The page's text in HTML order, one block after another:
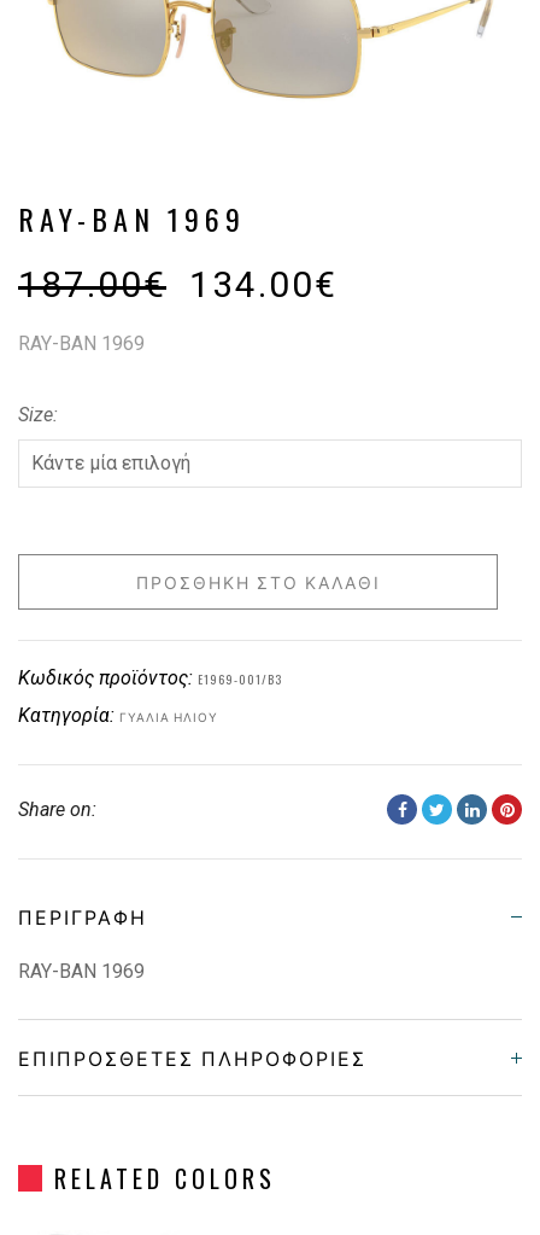
RAY-BAN 1969
187.00€ 134.00€
RAY-BAN 1969
Size
ΠΡΟΣΘΉΚΗ ΣΤΟ ΚΑΛΆΘΙ
Κωδικός προϊόντος: E1969-001/B3
Κατηγορία: ΓΥΑΛΙΆ ΗΛΊΟΥ
Share on:
ΠΕΡΙΓΡΑΦΉ
RAY-BAN 1969
ΕΠΙΠΡΌΣΘΕΤΕΣ ΠΛΗΡΟΦΟΡΊΕΣ
Material Μεταλλικό
RELATED COLORS